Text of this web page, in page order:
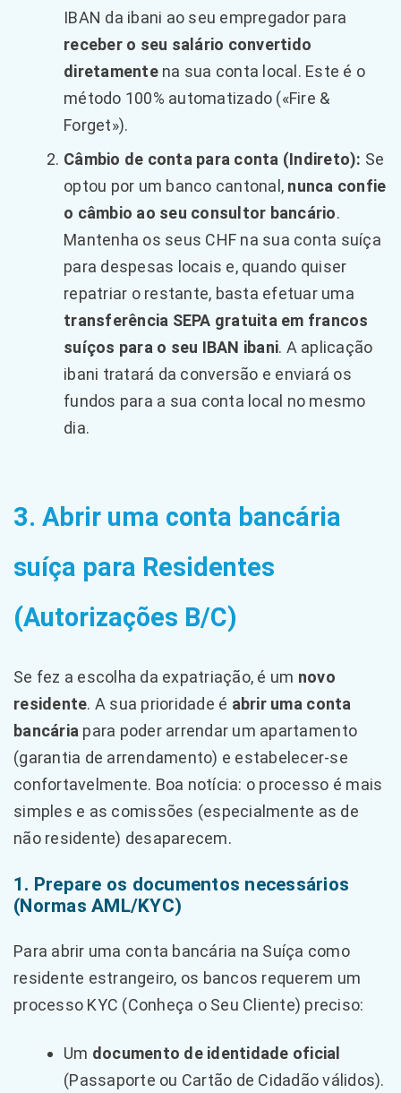
IBAN da ibani ao seu empregador para
receber o seu salário convertido
diretamentena sua conta local. Este é o
método 100% automatizado («Fire &
Forget»).
Câmbio de conta para conta (Indireto): Se
optou por um banco cantonal, nunca confie
o câmbio ao seu consultor bancário.
Mantenha os seus CHF na sua conta suíça
para despesas locais e, quando quiser
repatriar o restante, basta efetuar uma
transferência SEPA gratuita em francos
suíços para o seu IBAN ibani. A aplicação
ibani tratará da conversão e enviará os
fundos para a sua conta local no mesmo
dia.
3. Abrir uma conta bancária
suíça para Residentes
(Autorizações B/C)
Se fez a escolha da expatriação, é um novo
residente. A sua prioridade é abrir uma conta
bancária para poder arrendar um apartamento
(garantia de arrendamento) e estabelecer-se
confortavelmente. Boa notícia: o processo é mais
simples e as comissões (especialmente as de
não residente) desaparecem.
1. Prepare os documentos necessários
(Normas AML/KYC)
Para abrir uma conta bancária na Suíça como
residente estrangeiro, os bancos requerem um
processo KYC (Conheça o Seu Cliente) preciso:
Um documento de identidade oficial
(Passaporte ou Cartão de Cidadão válidos).